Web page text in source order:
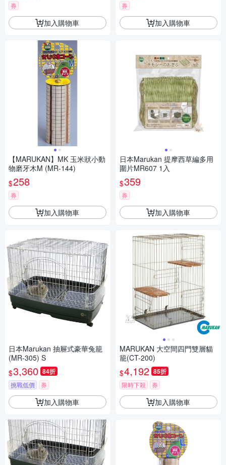
券
加入購物車
【MARUKAN】MK 玉米狀小動
物磨牙木M (MR-144)
$258
券
加入購物車
日本Marukan 抽屜式豪華兔籠
(MR-305) S
$3,360 84折
挑戰低價 券
加入購物車
券
加入購物車
日本Marukan 提摩西草編多用
圍片MR607 1入
$359
券
加入購物車
MARUKAN 大空間四門雙層貓
籠(CT-200)
$4,192 85折
限時下殺 券
加入購物車